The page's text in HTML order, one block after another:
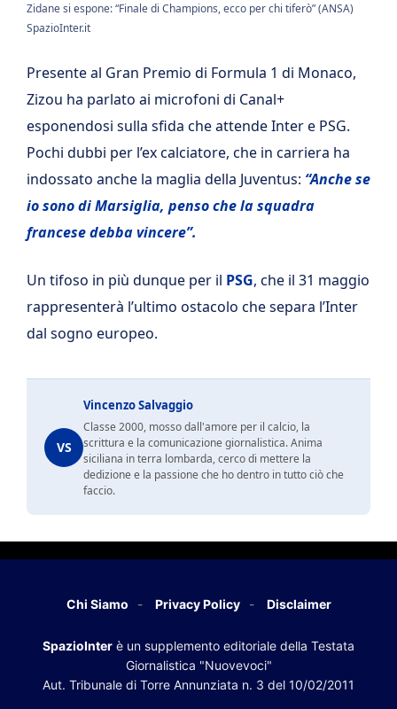
Zidane si espone: “Finale di Champions, ecco per chi tiferò” (ANSA)
SpazioInter.it
Presente al Gran Premio di Formula 1 di Monaco,
Zizou ha parlato ai microfoni di Canal+
esponendosi sulla sfida che attende Inter e PSG.
Pochi dubbi per l’ex calciatore, che in carriera ha
indossato anche la maglia della Juventus: “Anche se
io sono di Marsiglia, penso che la squadra
francese debba vincere”.
Un tifoso in più dunque per il PSG, che il 31 maggio
rappresenterà l’ultimo ostacolo che separa l’Inter
dal sogno europeo.
VS
Vincenzo Salvaggio
Classe 2000, mosso dall'amore per il calcio, la
scrittura e la comunicazione giornalistica. Anima
siciliana in terra lombarda, cerco di mettere la
dedizione e la passione che ho dentro in tutto ciò che
faccio.
Chi Siamo Privacy Policy Disclaimer
SpazioInter è un supplemento editoriale della Testata
Giornalistica "Nuovevoci"
Aut. Tribunale di Torre Annunziata n. 3 del 10/02/2011